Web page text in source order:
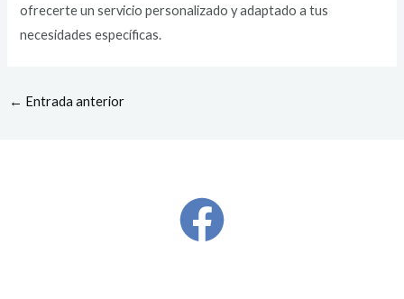
ofrecerte un servicio personalizado y adaptado a tus
necesidades específicas.
← Entrada anterior